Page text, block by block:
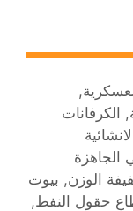
,
, الكرفانات
الجاهزة
الوزن, بيوت
حقول النفط,